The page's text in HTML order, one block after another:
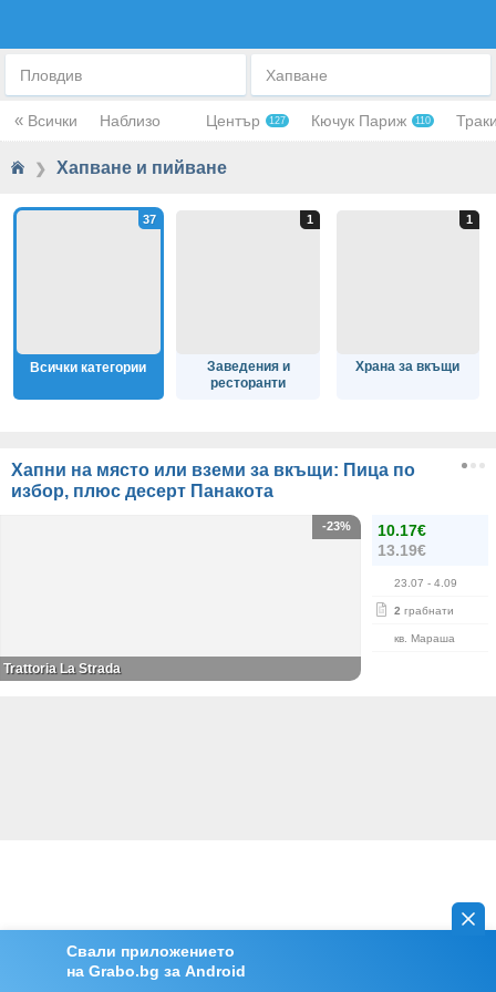
Пловдив Хапване
« Всички Наблизо Център 127 Кючук Париж 110
❯ Хапване и пийване
Всички категории
Заведения и
ресторанти
Храна за вкъщи
Свали приложението
на Grabo.bg за Android
Хапни на място или вземи за вкъщи: Пица по
избор, плюс десерт Панакота
10.17€
13.19€
23.07 - 4.09
2 грабнати
кв. Мараша
-23%
Trattoria La Strada